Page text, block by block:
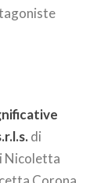
di
Nicoletta